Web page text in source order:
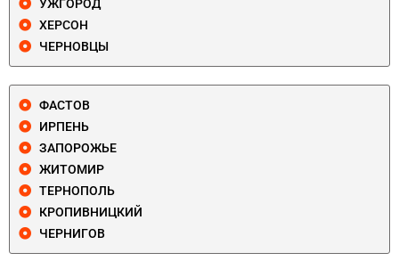
УЖГОРОД
ХЕРСОН
ЧЕРНОВЦЫ
ФАСТОВ
ИРПЕНЬ
ЗАПОРОЖЬЕ
ЖИТОМИР
ТЕРНОПОЛЬ
КРОПИВНИЦКИЙ
ЧЕРНИГОВ